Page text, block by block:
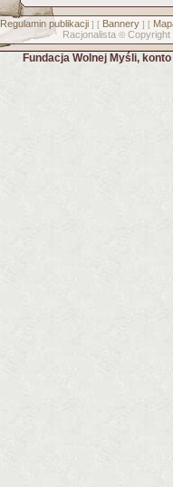
Regulamin publikacji] [ Bannery] [
Racjonalista © Copyright
Fundacja Wolnej Myśli,